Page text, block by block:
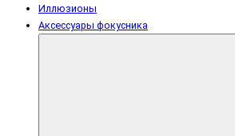
Иллюзионы
Аксессуары фокусника